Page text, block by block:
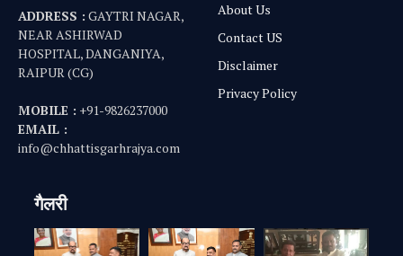
ADDRESS : GAYTRI NAGAR,
NEAR ASHIRWAD
HOSPITAL, DANGANIYA,
RAIPUR (CG)
MOBILE : +91-9826237000
EMAIL :
info@chhattisgarhrajya.com
About Us
Contact US
Disclaimer
Privacy Policy
गैलरी